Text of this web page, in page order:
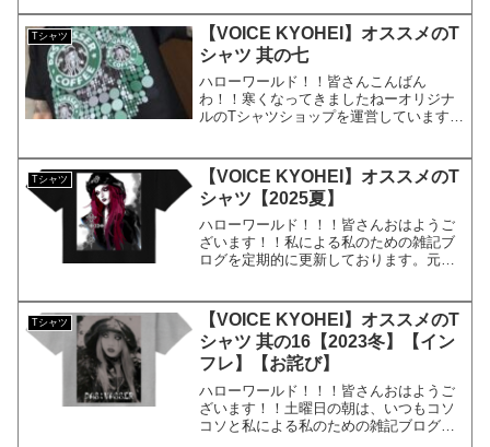
なってくるのは、そう、「T-shirts」です
よね？今日はT...
Tシャツ
【VOICE KYOHEI】オススメのT
シャツ 其の七
ハローワールド！！皆さんこんばん
わ！！寒くなってきましたねーオリジナ
ルのTシャツショップを運営しています元
す！おっす！！今日は僕のお店の宣伝で
す。。お気軽に見てっ...
Tシャツ
【VOICE KYOHEI】オススメのT
シャツ【2025夏】
ハローワールド！！！皆さんおはようご
ざいます！！私による私のための雑記ブ
ログを定期的に更新しております。元ビ
指し、時々タトゥーモデルでもある
KYOHEIです。KY...
Tシャツ
【VOICE KYOHEI】オススメのT
シャツ 其の16【2023冬】【イン
フレ】【お詫び】
ハローワールド！！！皆さんおはようご
ざいます！！土曜日の朝は、いつもコソ
コソと私による私のための雑記ブログを